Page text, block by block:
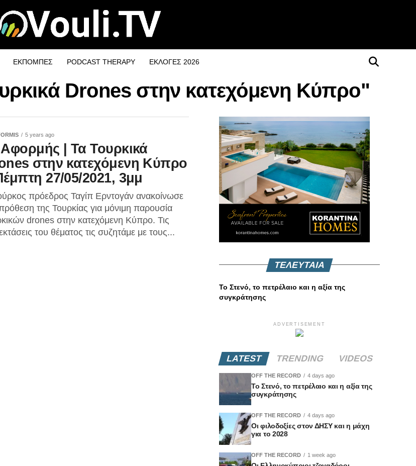
ΕΚΠΟΜΠΕΣ PODCAST THERAPY ΕΚΛΟΓΕΣ 2026
Drones στην κατεχόμενη Κύπρο"
5 years ago
| Τα Τουρκικά
στην κατεχόμενη Κύπρο
27/05/2021, 3μμ
πρόεδρος Ταγίπ Ερντογάν ανακοίνωσε
της Τουρκίας για μόνιμη παρουσία
drones στην κατεχόμενη Κύπρο. Τις
του θέματος τις συζητάμε με τους...
ΤΕΛΕΥΤΑΙΑ
Το Στενό, το πετρέλαιο και η αξία της
συγκράτησης
ADVERTISEMENT
LATEST TRENDING VIDEOS
OFF THE RECORD 4 days ago
Το Στενό, το πετρέλαιο και η αξία της
συγκράτησης
OFF THE RECORD 4 days ago
Οι φιλοδοξίες στον ΔΗΣΥ και η μάχη
για το 2028
OFF THE RECORD 1 week ago